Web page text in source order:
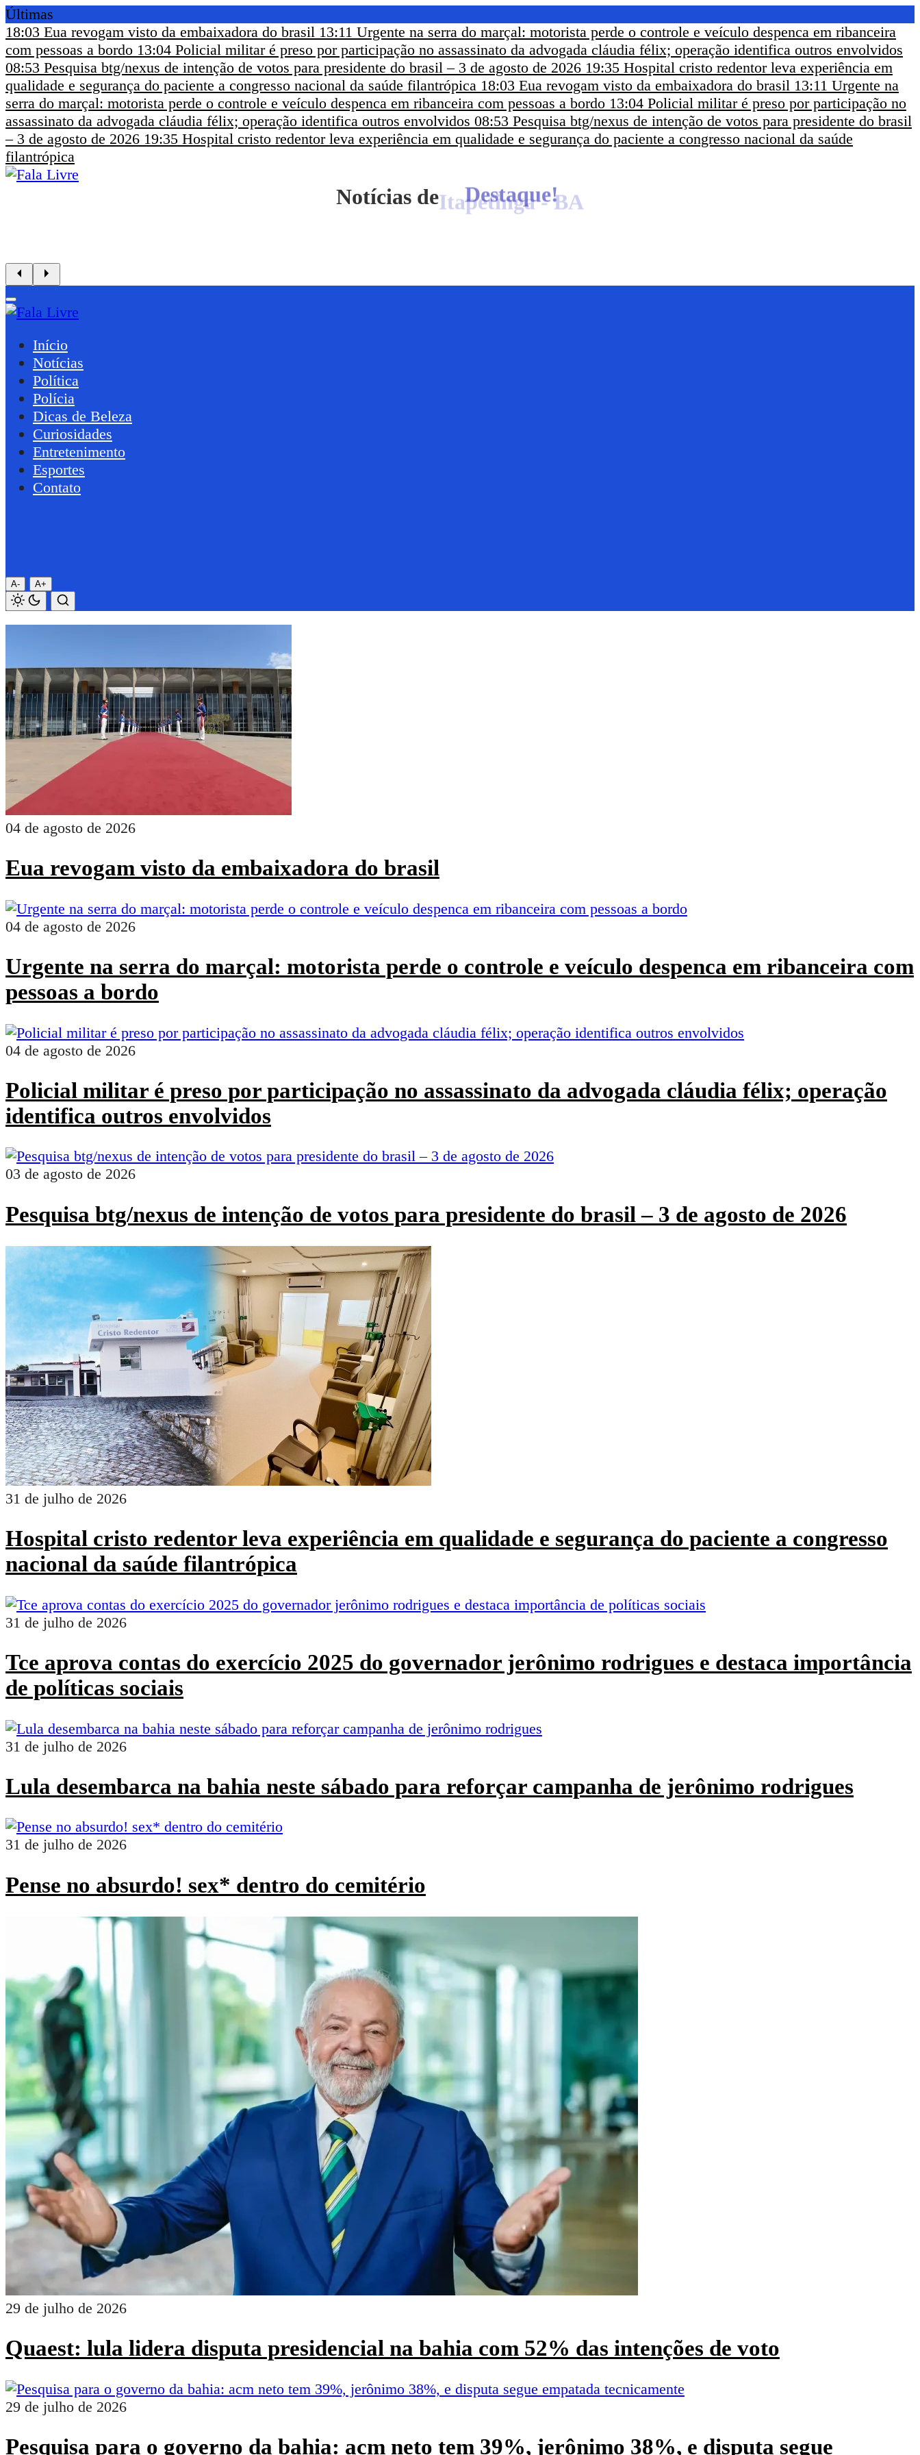
Últimas
18:03 Eua revogam visto da embaixadora do brasil 13:11 Urgente na serra do marçal: motorista perde o controle e veículo despenca em ribanceira
com pessoas a bordo 13:04 Policial militar é preso por participação no assassinato da advogada cláudia félix; operação identifica outros envolvidos
08:53 Pesquisa btg/nexus de intenção de votos para presidente do brasil – 3 de agosto de 2026 19:35 Hospital cristo redentor leva experiência em
qualidade e segurança do paciente a congresso nacional da saúde filantrópica 18:03 Eua revogam visto da embaixadora do brasil 13:11 Urgente na
serra do marçal: motorista perde o controle e veículo despenca em ribanceira com pessoas a bordo 13:04 Policial militar é preso por participação no
assassinato da advogada cláudia félix; operação identifica outros envolvidos 08:53 Pesquisa btg/nexus de intenção de votos para presidente do brasil
– 3 de agosto de 2026 19:35 Hospital cristo redentor leva experiência em qualidade e segurança do paciente a congresso nacional da saúde
filantrópica
Notícias deItapetinga - BA
Início
Notícias
Política
Polícia
Dicas de Beleza
Curiosidades
Entretenimento
Esportes
Contato
A- A+
04 de agosto de 2026
Eua revogam visto da embaixadora do brasil
04 de agosto de 2026
Urgente na serra do marçal: motorista perde o controle e veículo despenca em ribanceira com
pessoas a bordo
04 de agosto de 2026
Policial militar é preso por participação no assassinato da advogada cláudia félix; operação
identifica outros envolvidos
03 de agosto de 2026
Pesquisa btg/nexus de intenção de votos para presidente do brasil – 3 de agosto de 2026
31 de julho de 2026
Hospital cristo redentor leva experiência em qualidade e segurança do paciente a congresso
nacional da saúde filantrópica
31 de julho de 2026
Tce aprova contas do exercício 2025 do governador jerônimo rodrigues e destaca importância
de políticas sociais
31 de julho de 2026
Lula desembarca na bahia neste sábado para reforçar campanha de jerônimo rodrigues
31 de julho de 2026
Pense no absurdo! sex* dentro do cemitério
29 de julho de 2026
Quaest: lula lidera disputa presidencial na bahia com 52% das intenções de voto
29 de julho de 2026
Pesquisa para o governo da bahia: acm neto tem 39%, jerônimo 38%, e disputa segue